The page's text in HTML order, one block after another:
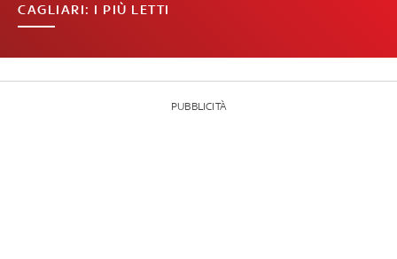
CAGLIARI: I PIÙ LETTI
PUBBLICITÀ